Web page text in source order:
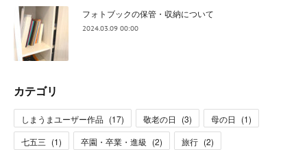
フォトブックの保管・収納について
2024.03.09 00:00
カテゴリ
しまうまユーザー作品 (17) 敬老の日 (3) 母の日 (1)
七五三 (1) 卒園・卒業・進級 (2) 旅行 (2)